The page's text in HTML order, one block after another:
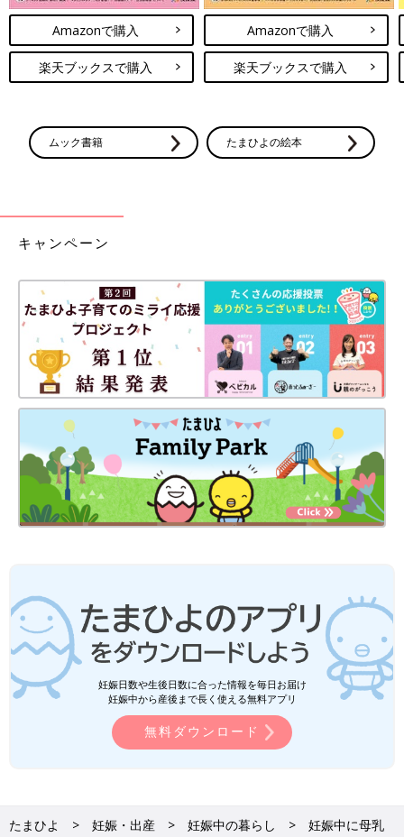
Amazonで購入
楽天ブックスで購入
Amazonで購入
楽天ブックスで購入
ムック書籍 たまひよの絵本
キャンペーン
妊娠日数や生後日数に合った情報を毎日お届け
妊娠中から産後まで長く使える無料アプリ
無料ダウンロード
たまひよ 妊娠・出産 妊娠中の暮らし
妊娠中に母乳